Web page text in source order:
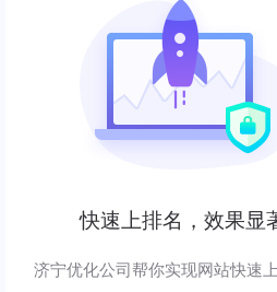
快速上排名，效果显
济宁优化公司帮你实现网站快速